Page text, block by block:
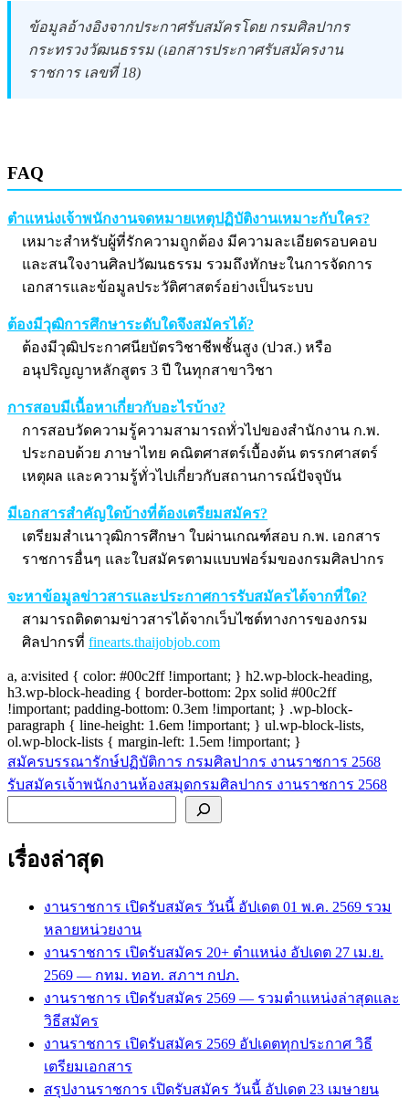
ข้อมูลอ้างอิงจากประกาศรับสมัครโดย กรมศิลปากร
กระทรวงวัฒนธรรม (เอกสารประกาศรับสมัครงาน
ราชการ เลขที่ 18)
FAQ
ตำแหน่งเจ้าพนักงานจดหมายเหตุปฏิบัติงานเหมาะกับใคร?
เหมาะสำหรับผู้ที่รักความถูกต้อง มีความละเอียดรอบคอบ
และสนใจงานศิลปวัฒนธรรม รวมถึงทักษะในการจัดการ
เอกสารและข้อมูลประวัติศาสตร์อย่างเป็นระบบ
ต้องมีวุฒิการศึกษาระดับใดจึงสมัครได้?
ต้องมีวุฒิประกาศนียบัตรวิชาชีพชั้นสูง (ปวส.) หรือ
อนุปริญญาหลักสูตร 3 ปี ในทุกสาขาวิชา
การสอบมีเนื้อหาเกี่ยวกับอะไรบ้าง?
การสอบวัดความรู้ความสามารถทั่วไปของสำนักงาน ก.พ.
ประกอบด้วย ภาษาไทย คณิตศาสตร์เบื้องต้น ตรรกศาสตร์
เหตุผล และความรู้ทั่วไปเกี่ยวกับสถานการณ์ปัจจุบัน
มีเอกสารสำคัญใดบ้างที่ต้องเตรียมสมัคร?
เตรียมสำเนาวุฒิการศึกษา ใบผ่านเกณฑ์สอบ ก.พ. เอกสาร
ราชการอื่นๆ และใบสมัครตามแบบฟอร์มของกรมศิลปากร
จะหาข้อมูลข่าวสารและประกาศการรับสมัครได้จากที่ใด?
สามารถติดตามข่าวสารได้จากเว็บไซต์ทางการของกรม
ศิลปากรที่ finearts.thaijobjob.com
a, a:visited { color: #00c2ff !important; } h2.wp-block-heading,
h3.wp-block-heading { border-bottom: 2px solid #00c2ff
!important; padding-bottom: 0.3em !important; } .wp-block-
paragraph { line-height: 1.6em !important; } ul.wp-block-lists,
ol.wp-block-lists { margin-left: 1.5em !important; }
แนะแนว
เรื่อง
สมัครบรรณารักษ์ปฏิบัติการ กรมศิลปากร งานราชการ 2568
รับสมัครเจ้าพนักงานห้องสมุดกรมศิลปากร งานราชการ 2568
เรื่องล่าสุด
งานราชการ เปิดรับสมัคร วันนี้ อัปเดต 01 พ.ค. 2569 รวม
หลายหน่วยงาน
งานราชการ เปิดรับสมัคร 20+ ตำแหน่ง อัปเดต 27 เม.ย.
2569 — กทม. ทอท. สภาฯ กปภ.
งานราชการ เปิดรับสมัคร 2569 — รวมตำแหน่งล่าสุดและ
วิธีสมัคร
งานราชการ เปิดรับสมัคร 2569 อัปเดตทุกประกาศ วิธี
เตรียมเอกสาร
สรุปงานราชการ เปิดรับสมัคร วันนี้ อัปเดต 23 เมษายน